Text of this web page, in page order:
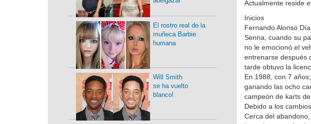
Actualmente reside
Inicios
Fernando Alonso
Senna, cuando su
no le emocionó el
entrenarse después
tarde obtuvo la
En 1988, con 7
ganando las ocho
campeón de karts
Debido a los
Cerca del
El rostro real de la
muñeca Barbie
humana
Will Smith
se ha vuelto
blanco!